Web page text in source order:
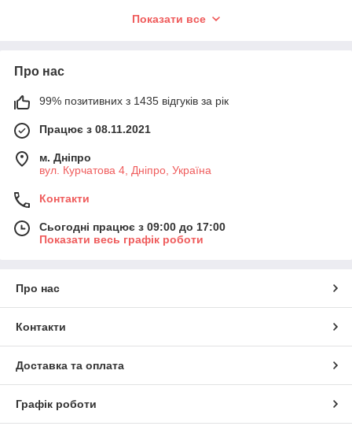
контролери (широтно-импульсна модуляція), які
та в роздріб з доставкою по Україні. Вони являють собою
однієї постійної напруги на іншу постійну напругу. На
поруч із ключовими компонентами, такими як транзистори,
паразитні індуктивності та опори, що покращує загальну
продуктивність пристрою.
Наша
компанія
пропонує
доступні ціни
DC/DC
знижують та
підвищують
та іншу
та швидку
доставку.
Показати все
Про нас
99% позитивних з 1435 відгуків за рік
Працює з 08.11.2021
м. Дніпро
вул. Курчатова 4, Дніпро, Україна
Контакти
Сьогодні працює з 09:00 до 17:00
Показати весь графік роботи
Про нас
Контакти
Доставка та оплата
Графік роботи